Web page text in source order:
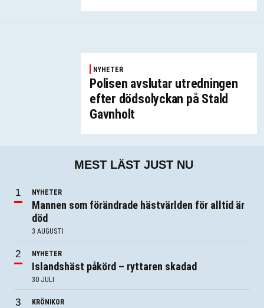
NYHETER
Polisen avslutar utredningen
efter dödsolyckan på Stald
Gavnholt
MEST LÄST JUST NU
NYHETER
Mannen som förändrade hästvärlden för alltid är
död
3 AUGUSTI
NYHETER
Islandshäst påkörd – ryttaren skadad
30 JULI
KRÖNIKOR